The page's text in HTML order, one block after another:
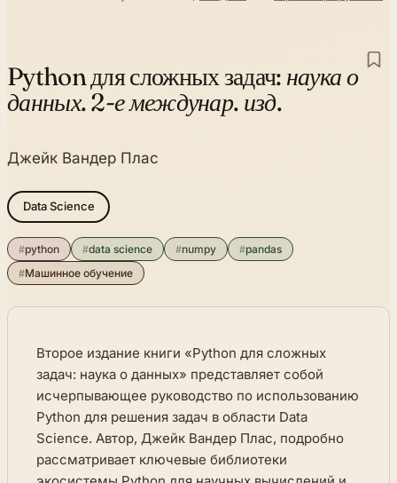
Python для сложных задач: наука о
данных. 2-е междунар. изд.
Джейк Вандер Плас
Data Science
#python #data science #numpy #pandas
#Машинное обучение
Второе издание книги «Python для сложных
задач: наука о данных» представляет собой
исчерпывающее руководство по использованию
Python для решения задач в области Data
Science. Автор, Джейк Вандер Плас, подробно
рассматривает ключевые библиотеки